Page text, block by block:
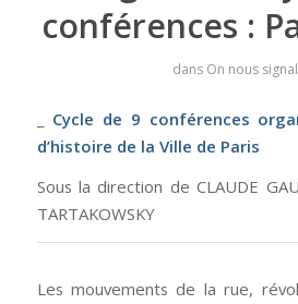
conférences :
dans On nous
Cycle de 9 conférences
d’histoire de la Ville de Paris
Sous la direction de CLAUDE
TARTAKOWSKY
Les mouvements de la rue,